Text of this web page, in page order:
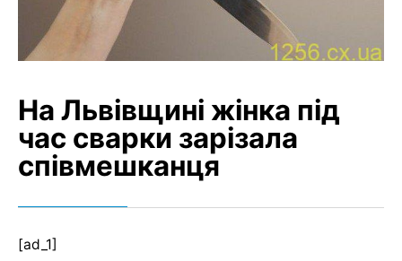
На Львівщині жінка під
час сварки зарізала
співмешканця
[ad_1]